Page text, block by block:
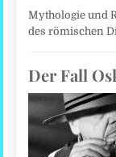
Mythologie und
des römischen
Der Fall